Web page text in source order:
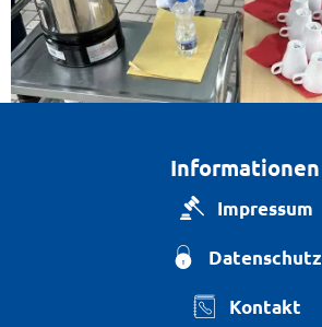
Informationen
Impressum
Datenschutz
Kontakt